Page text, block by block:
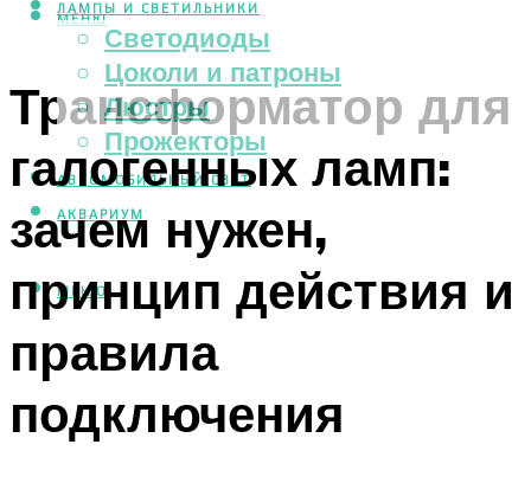
ЛАМПЫ И СВЕТИЛЬНИКИ
Светодиоды
Цоколи и патроны
Люстры
Прожекторы
АВТОМОБИЛЬНЫЙ СВЕТ
АКВАРИУМ
МЕНЮ
МЕНЮ
Трансформатор для
галогенных ламп:
зачем нужен,
принцип действия и
правила
подключения